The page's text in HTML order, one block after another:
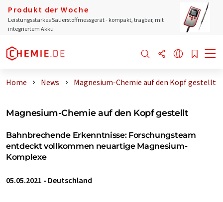
Produkt der Woche
Leistungsstarkes Sauerstoffmessgerät - kompakt, tragbar, mit
integriertem Akku
Home News Magnesium-Chemie auf den Kopf gestellt
Magnesium-Chemie auf den Kopf gestellt
Bahnbrechende Erkenntnisse: Forschungsteam
entdeckt vollkommen neuartige Magnesium-
Komplexe
05.05.2021 - Deutschland